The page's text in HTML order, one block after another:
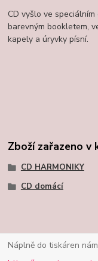
CD vyšlo ve
barevným bookletem,
kapely a úryvky písní.
Zboží zařazeno v
CD HARMONIKY
CD domácí
Náplně do tiskáren